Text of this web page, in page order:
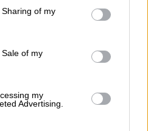
of my
of my
my
Advertising.
può affascinare il
sorgere conflitti dato
avere il controllo.